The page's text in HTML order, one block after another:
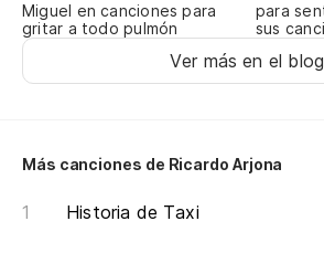
Miguel en canciones para
gritar a todo pulmón
para
sus
Ver más en el blog
Más canciones de Ricardo Arjona
Historia de Taxi